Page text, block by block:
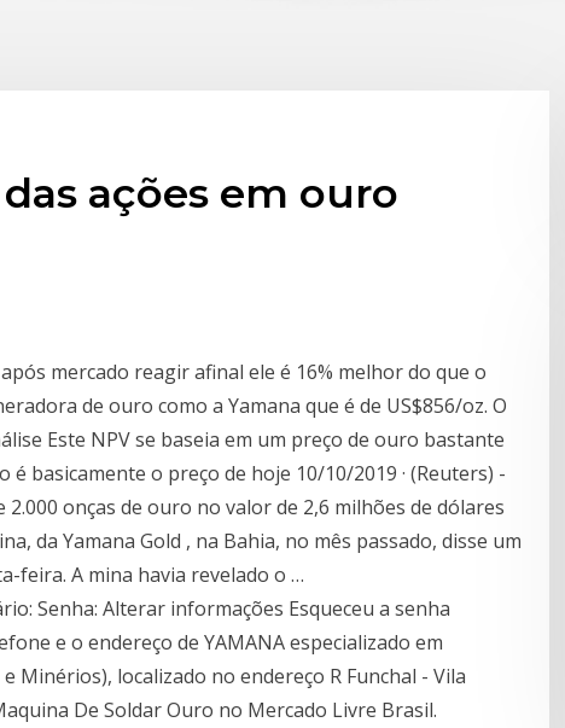
ações em ouro
mercado reagir afinal ele é 16% melhor do que o
de ouro como a Yamana que é de US$856/oz. O
Este NPV se baseia em um preço de ouro bastante
é basicamente o preço de hoje 10/10/2019 · (Reuters) -
onças de ouro no valor de 2,6 milhões de dólares
da Yamana Gold , na Bahia, no mês passado, disse um
feira. A mina havia revelado o …
Senha: Alterar informações Esqueceu a senha
e o endereço de YAMANA especializado em
Minérios), localizado no endereço R Funchal - Vila
De Soldar Ouro no Mercado Livre Brasil.